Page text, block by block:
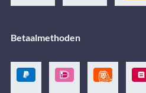
Betaalmethoden